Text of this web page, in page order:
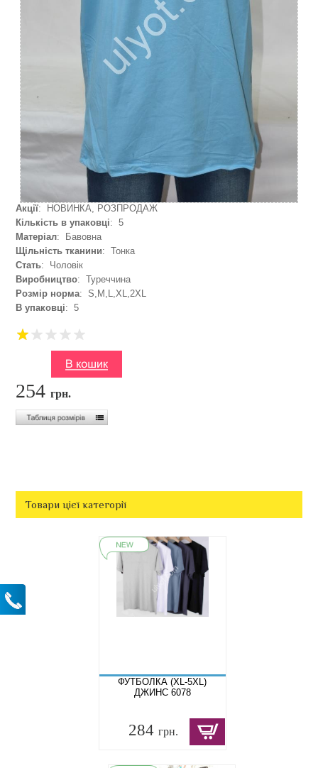
Акції: НОВИНКА, РОЗПРОДАЖ
Кількість в упаковці: 5
Матеріал: Бавовна
Щільність тканини: Тонка
Стать: Чоловік
Виробництво: Туреччина
Розмір норма: S,M,L,XL,2XL
В упаковці: 5
254грн.
Товари цієї категорії
ФУТБОЛКА (XL-5XL)
ДЖИНС 6078
284 грн.